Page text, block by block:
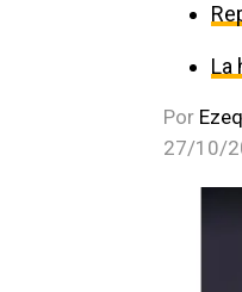
La
Por
27/10/